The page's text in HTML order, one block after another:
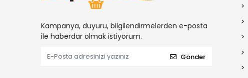
Kampanya, duyuru, bilgilendirmelerden e-posta
ile haberdar olmak istiyorum.
Gönder